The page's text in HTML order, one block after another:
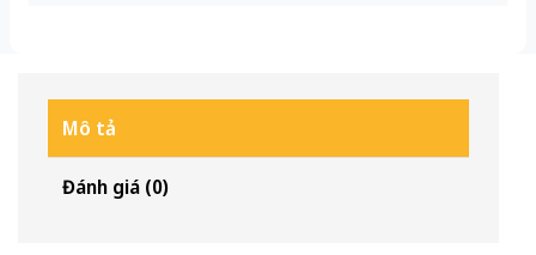
Mô tả
Đánh giá (0)